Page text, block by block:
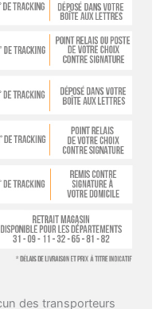
des transporteurs